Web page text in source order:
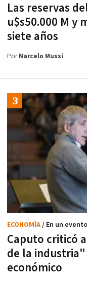
Las reservas
u$s50.000 M y
siete años
PorMarcelo Mussi
Caputo criticó
de la
económico
ECONOMÍA/ En un evento